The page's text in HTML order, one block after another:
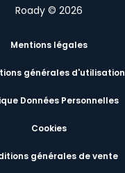
Roady © 2026
Mentions légales
générales d'utilisation
Données Personnelles
Cookies
générales de vente